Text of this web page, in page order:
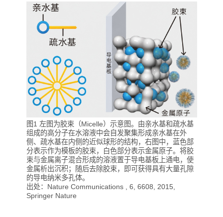
图1 左图为胶束（Micelle）示意图。由亲水基和疏水基
组成的高分子在水溶液中会自发聚集形成亲水基在外
侧、疏水基在内侧的近似球形的结构，右图中，蓝色部
分表示作为模板的胶束，白色部分表示金属原子。将胶
束与金属离子混合形成的溶液置于导电基板上通电，使
金属析出沉积；随后去除胶束，即可获得具有大量孔隙
的导电纳米多孔体。
出处：Nature Communications , 6, 6608, 2015,
Springer Nature